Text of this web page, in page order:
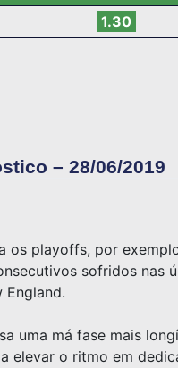
1.30
– 28/06/2019
os playoffs, por
sofridos nas
England.
uma má fase mais
elevar o ritmo em